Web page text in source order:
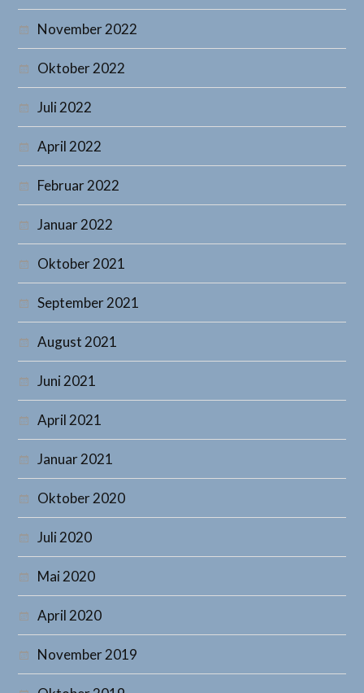
November 2022
Oktober 2022
Juli 2022
April 2022
Februar 2022
Januar 2022
Oktober 2021
September 2021
August 2021
Juni 2021
April 2021
Januar 2021
Oktober 2020
Juli 2020
Mai 2020
April 2020
November 2019